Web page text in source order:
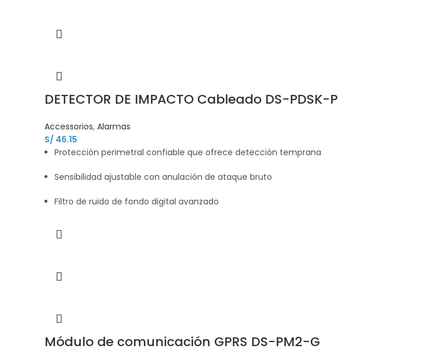
DETECTOR DE IMPACTO Cableado DS-PDSK-P
Accessorios, Alarmas
S/ 46.15
Protección perimetral confiable que ofrece detección temprana
Sensibilidad ajustable con anulación de ataque bruto
Filtro de ruido de fondo digital avanzado
Módulo de comunicación GPRS DS-PM2-G